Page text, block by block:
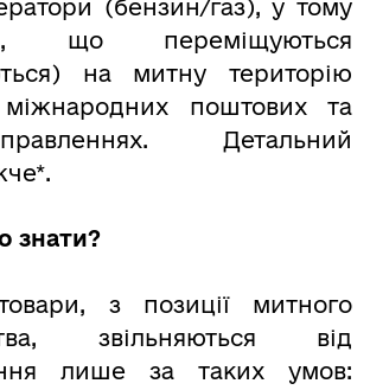
(бензин/газ), у тому
що переміщуються
на митну територію
поштових та
Детальний
знати?
з позиції митного
звільняються від
лише за таких умов: